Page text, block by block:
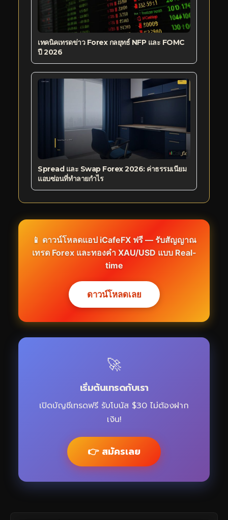
เทคนิคเทรดข่าว Forex กลยุทธ์ NFP และ FOMC
ปี 2026
Spread และ Swap Forex 2026: ค่าธรรมเนียม
แอบซ่อนที่ทำลายกำไร
📱 ดาวน์โหลดแอป iCafeFXฟรี — รับสัญญาณ
เทรด Forex และทองคำ XAU/USD แบบ Real-
time
ดาวน์โหลดเลย
🚀
เริ่มต้นเทรดกับเรา
เปิดบัญชีเทรดฟรี รับโบนัส $30 ไม่ต้องฝาก
เงิน!
👉 สมัครเลย